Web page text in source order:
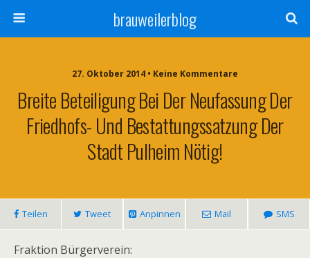
brauweilerblog
27. Oktober 2014 • Keine Kommentare
Breite Beteiligung Bei Der Neufassung Der
Friedhofs- Und Bestattungssatzung Der
Stadt Pulheim Nötig!
Teilen Tweet Anpinnen Mail SMS
Fraktion Bürgerverein: